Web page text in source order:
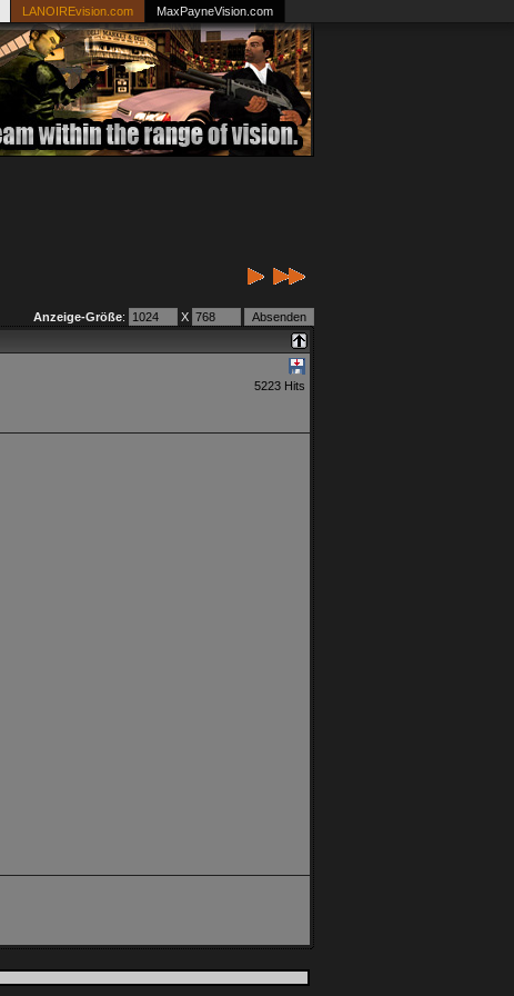
LANOIREvision.com MaxPayneVision.com
Anzeige-Größe: X
5223 Hits